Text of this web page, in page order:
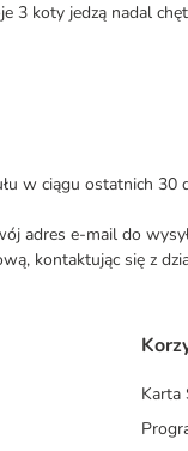
3 koty jedzą nadal
w ciągu ostatnich 30
adres e-mail do
kontaktując się z
Karta